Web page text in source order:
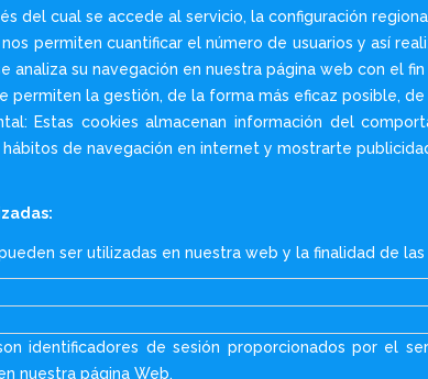
del cual se accede al servicio, la configuración
permiten cuantificar el número de usuarios y así
analiza su navegación en nuestra página web con el
permiten la gestión, de la forma más eficaz posible,
Estas cookies almacenan información del
de navegación en internet y mostrarte
ser utilizadas en nuestra web y la finalidad de las
identificadores de sesión proporcionados por el
nuestra página Web.